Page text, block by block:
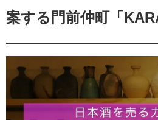
案する門前仲町「